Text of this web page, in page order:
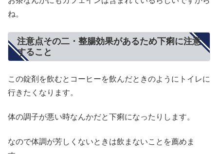
ね。
注意点その二・整腸効果があるため下痢に注意
すること
この錠剤を飲むとコーヒーを飲んだときのようにトイレに
行きたくなります。
体の調子が悪い時なんかだと下痢になったりします。
なので体調が芳しくないときは飲まないことを薦めま